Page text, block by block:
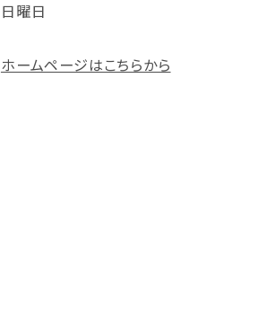
日曜日
ホームページはこちらから